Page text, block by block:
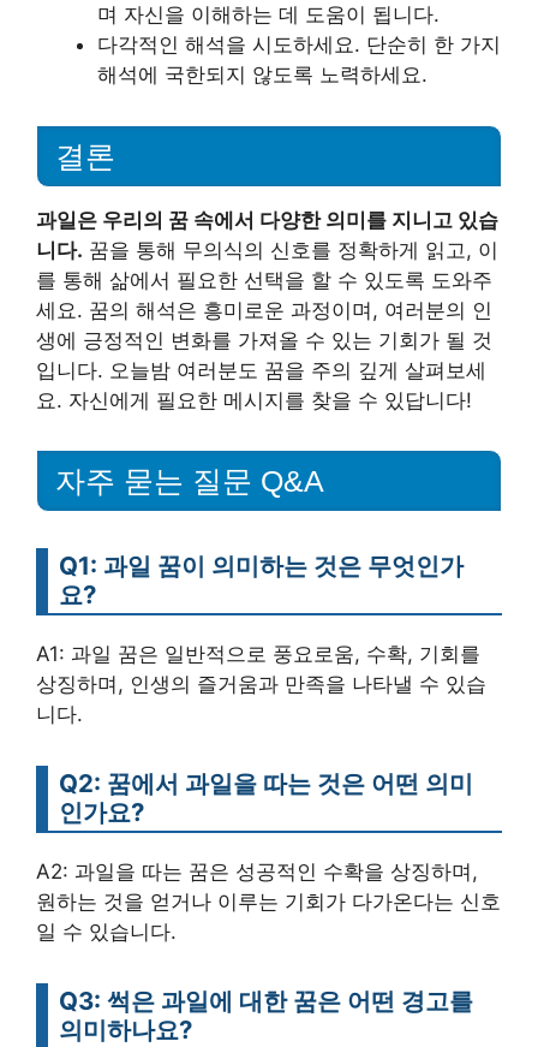
며 자신을 이해하는 데 도움이 됩니다.
다각적인 해석을 시도하세요. 단순히 한 가지
해석에 국한되지 않도록 노력하세요.
결론
과일은 우리의 꿈 속에서 다양한 의미를 지니고 있습
니다. 꿈을 통해 무의식의 신호를 정확하게 읽고, 이
를 통해 삶에서 필요한 선택을 할 수 있도록 도와주
세요. 꿈의 해석은 흥미로운 과정이며, 여러분의 인
생에 긍정적인 변화를 가져올 수 있는 기회가 될 것
입니다. 오늘밤 여러분도 꿈을 주의 깊게 살펴보세
요. 자신에게 필요한 메시지를 찾을 수 있답니다!
자주 묻는 질문 Q&A
Q1: 과일 꿈이 의미하는 것은 무엇인가
요?
A1: 과일 꿈은 일반적으로 풍요로움, 수확, 기회를
상징하며, 인생의 즐거움과 만족을 나타낼 수 있습
니다.
Q2: 꿈에서 과일을 따는 것은 어떤 의미
인가요?
A2: 과일을 따는 꿈은 성공적인 수확을 상징하며,
원하는 것을 얻거나 이루는 기회가 다가온다는 신호
일 수 있습니다.
Q3: 썩은 과일에 대한 꿈은 어떤 경고를
의미하나요?